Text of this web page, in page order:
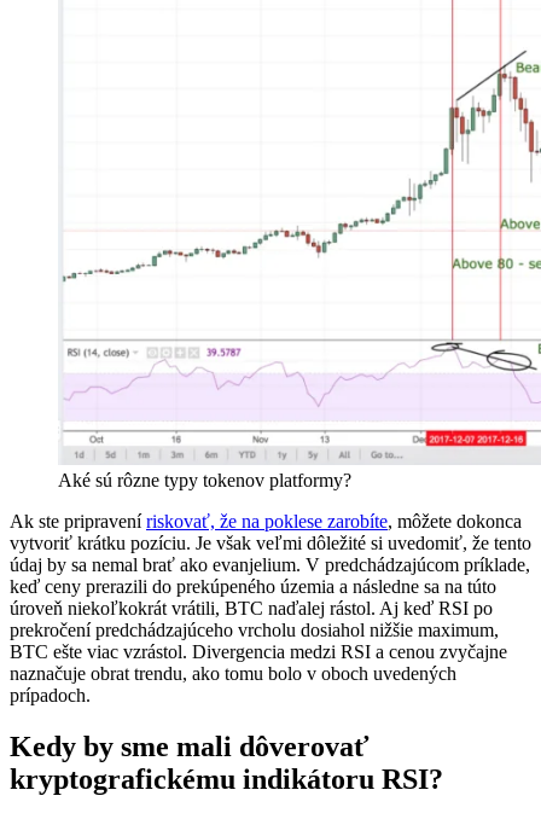
Aké sú rôzne typy tokenov platformy?
Ak ste pripraveníriskovať, že na poklese zarobíte, môžete dokonca
vytvoriť krátku pozíciu. Je však veľmi dôležité si uvedomiť, že tento
údaj by sa nemal brať ako evanjelium. V predchádzajúcom príklade,
keď ceny prerazili do prekúpeného územia a následne sa na túto
úroveň niekoľkokrát vrátili, BTC naďalej rástol. Aj keď RSI po
prekročení predchádzajúceho vrcholu dosiahol nižšie maximum,
BTC ešte viac vzrástol. Divergencia medzi RSI a cenou zvyčajne
naznačuje obrat trendu, ako tomu bolo v oboch uvedených
prípadoch.
Kedy by sme mali dôverovať
kryptografickému indikátoru RSI?